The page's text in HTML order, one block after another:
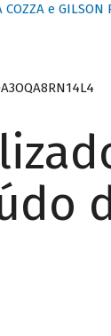
COZZA e GILSON